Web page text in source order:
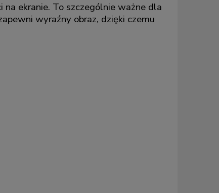
ekranie. To szczególnie ważne dla
wyraźny obraz, dzięki czemu